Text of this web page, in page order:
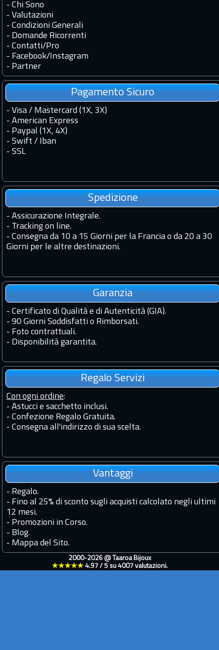
- Chi Sono
- Valutazioni
- Condizioni Generali
- Domande Ricorrenti
- Contatti/Pro
- Facebook/Instagram
- Partner
Pagamento Sicuro
- Visa / Mastercard (1X, 3X)
- American Express
- Paypal (1X, 4X)
- Swift / Iban
- SSL
Spedizione
- Assicurazione Integrale.
- Tracking on line.
- Consegna da 10 a 15 Giorni per la Francia o da 20 a 30
Giorni per le altre destinazioni.
Garanzia
- Certificato di Qualità e di Autenticità (GIA).
- 90 Giorni Soddisfatti o Rimborsati.
- Foto contrattuali.
- Disponibilità garantita.
Regalo Servizi
Con ogni ordine:
- Astucci e sacchetto inclusi.
- Confezione Regalo Gratuita.
- Consegna all'indirizzo di sua scelta.
Vantaggi
- Regalo.
- Fino al 25% di sconto sugli acquisti calcolato negli ultimi
12 mesi.
- Promozioni in Corso.
- Blog.
- Mappa del Sito.
2000-2026 @ Taaroa Bijoux
★★★★★ 4.97/ 5su 4007valutazioni.